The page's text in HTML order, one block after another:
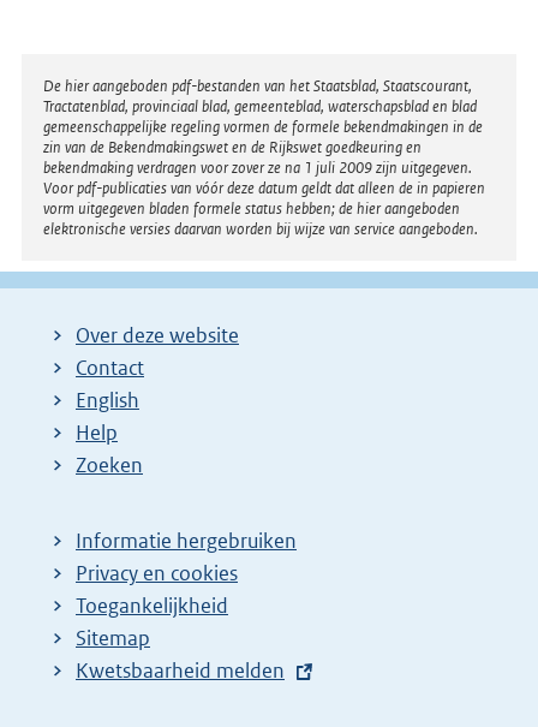
Disclaimer
De hier aangeboden pdf-bestanden van het Staatsblad, Staatscourant,
Tractatenblad, provinciaal blad, gemeenteblad, waterschapsblad en blad
gemeenschappelijke regeling vormen de formele bekendmakingen in de
zin van de Bekendmakingswet en de Rijkswet goedkeuring en
bekendmaking verdragen voor zover ze na 1 juli 2009 zijn uitgegeven.
Voor pdf-publicaties van vóór deze datum geldt dat alleen de in papieren
vorm uitgegeven bladen formele status hebben; de hier aangeboden
elektronische versies daarvan worden bij wijze van service aangeboden.
Over deze website
Contact
English
Help
Zoeken
Informatie hergebruiken
Privacy en cookies
Toegankelijkheid
Sitemap
E
Kwetsbaarheid melden